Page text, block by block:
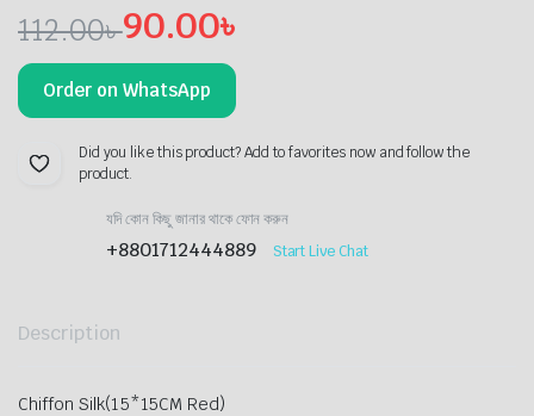
112.00৳
Original
price
was:
112.00৳ .
90.00৳
Current
price
is:
90.00৳ .
Order on WhatsApp
Did you like this product? Add to favorites now and follow the
product.
যদি কোন কিছু জানার থাকে ফোন করুন
+8801712444889 Start Live Chat
Description
Chiffon Silk(15*15CM Red)